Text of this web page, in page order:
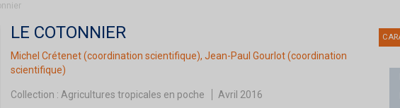
LE COTONNIER
Michel Crétenet(coordination scientifique), Jean-Paul Gourlot(coordination
scientifique)
Collection : Agricultures tropicales en poche Avril 2016